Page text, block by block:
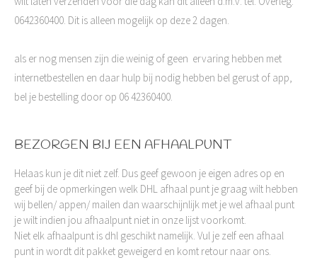
0642360400. Dit is alleen mogelijk op deze 2 dagen.
als er nog mensen zijn die weinig of geen ervaring hebben met
internetbestellen en daar hulp bij nodig hebben bel gerust of app,
bel je bestelling door op 06 42360400.
BEZORGEN BIJ EEN AFHAALPUNT
Helaas kun je dit niet zelf. Dus geef gewoon je eigen adres op en
geef bij de opmerkingen welk DHL afhaal punt je graag wilt hebben
wij bellen/ appen/ mailen dan waarschijnlijk met je wel afhaal punt
je wilt indien jou afhaalpunt niet in onze lijst voorkomt.
Niet elk afhaalpunt is dhl geschikt namelijk. Vul je zelf een afhaal
punt in wordt dit pakket geweigerd en komt retour naar ons.